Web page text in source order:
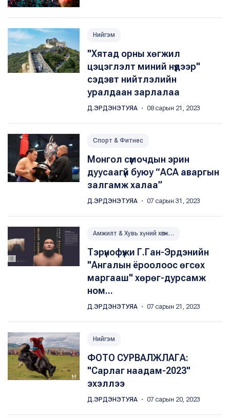
Нийгэм
"Хятад орны хөгжил
цэцэглэлт миний нүдээр"
сэдэвт нийтлэлийн
уралдаан зарлалаа
Д.ЭРДЭНЭТУЯА ・ 08 сарын 21, 2023
Спорт & Фитнес
Монгол сүмочдын эрин
дуусаагүй буюу “АСА аваргын
залгамж халаа”
Д.ЭРДЭНЭТУЯА ・ 07 сарын 31, 2023
Амжилт & Хувь хүний хөгжил
Тэрүнофүжи Г.Ган-Эрдэнийн
"Ангалын ёроолоос өгсөх
маргааш" хөрөг-дурсамж
ном...
Д.ЭРДЭНЭТУЯА ・ 07 сарын 21, 2023
Нийгэм
ФОТО СУРВАЛЖЛАГА:
"Сарлаг наадам-2023"
эхэллээ
Д.ЭРДЭНЭТУЯА ・ 07 сарын 20, 2023